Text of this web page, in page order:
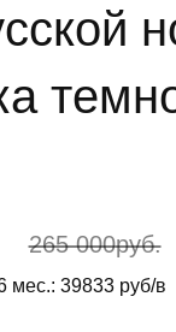
265 000руб.
мес.: 39833 руб/в